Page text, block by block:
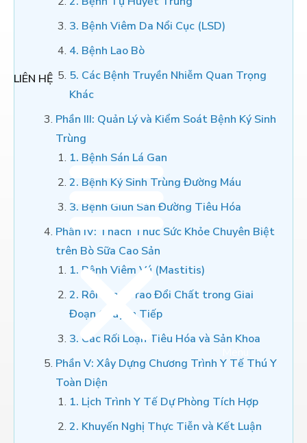
LIÊN HỆ
3. Bệnh Viêm Da Nổi Cục (LSD)
4. Bệnh Lao Bò
5. Các Bệnh Truyền Nhiễm Quan Trọng
Khác
Phần III: Quản Lý và Kiểm Soát Bệnh Ký Sinh
Trùng
1. Bệnh Sán Lá Gan
2. Bệnh Ký Sinh Trùng Đường Máu
3. Bệnh Giun Sán Đường Tiêu Hóa
Phần IV: Thách Thức Sức Khỏe Chuyên Biệt
trên Bò Sữa Cao Sản
1. Bệnh Viêm Vú (Mastitis)
2. Rối Loạn Trao Đổi Chất trong Giai
Đoạn Chuyển Tiếp
3. Các Rối Loạn Tiêu Hóa và Sản Khoa
Phần V: Xây Dựng Chương Trình Y Tế Thú Y
Toàn Diện
1. Lịch Trình Y Tế Dự Phòng Tích Hợp
2. Khuyến Nghị Thực Tiễn và Kết Luận